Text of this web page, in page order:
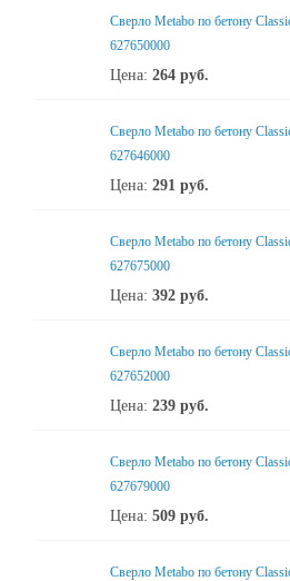
Сверло Metabo по бетону
627650000
Цена: 264 руб.
Сверло Metabo по бетону
627646000
Цена: 291 руб.
Сверло Metabo по бетону
627675000
Цена: 392 руб.
Сверло Metabo по бетону
627652000
Цена: 239 руб.
Сверло Metabo по бетону
627679000
Цена: 509 руб.
Сверло Metabo по бетону